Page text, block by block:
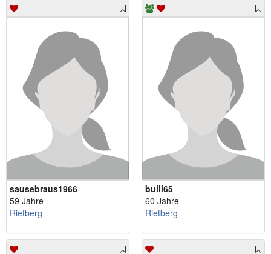
sausebraus1966
59 Jahre
Rietberg
bulli65
60 Jahre
Rietberg